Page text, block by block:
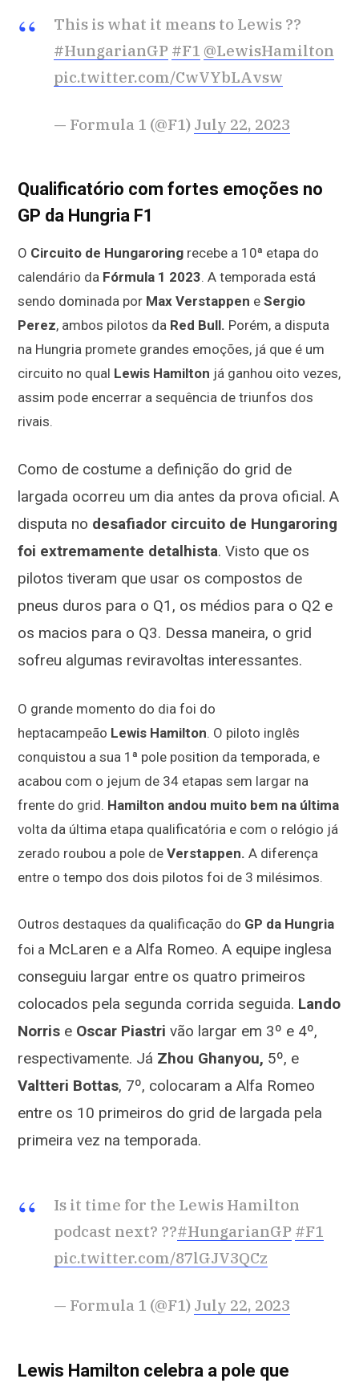
This is what it means to Lewis ??
#HungarianGP #F1 @LewisHamilton
pic.twitter.com/CwVYbLAvsw
— Formula 1 (@F1) July 22, 2023
Qualificatório com fortes emoções no
GP da Hungria F1
O Circuito de Hungaroring recebe a 10ª etapa do
calendário da Fórmula 1 2023. A temporada está
sendo dominada por Max Verstappen e Sergio
Perez, ambos pilotos da Red Bull. Porém, a disputa
na Hungria promete grandes emoções, já que é um
circuito no qual Lewis Hamilton já ganhou oito vezes,
assim pode encerrar a sequência de triunfos dos
rivais.
Como de costume a definição do grid de
largada ocorreu um dia antes da prova oficial. A
disputa no desafiador circuito de Hungaroring
foi extremamente detalhista. Visto que os
pilotos tiveram que usar os compostos de
pneus duros para o Q1, os médios para o Q2 e
os macios para o Q3. Dessa maneira, o grid
sofreu algumas reviravoltas interessantes.
O grande momento do dia foi do
heptacampeão Lewis Hamilton. O piloto inglês
conquistou a sua 1ª pole position da temporada, e
acabou com o jejum de 34 etapas sem largar na
frente do grid. Hamilton andou muito bem na última
volta da última etapa qualificatória e com o relógio já
zerado roubou a pole de Verstappen. A diferença
entre o tempo dos dois pilotos foi de 3 milésimos.
Outros destaques da qualificação do GP da Hungria
foi a McLaren e a Alfa Romeo. A equipe inglesa
conseguiu largar entre os quatro primeiros
colocados pela segunda corrida seguida. Lando
Norris e Oscar Piastri vão largar em 3º e 4º,
respectivamente. Já Zhou Ghanyou, 5º, e
Valtteri Bottas, 7º, colocaram a Alfa Romeo
entre os 10 primeiros do grid de largada pela
primeira vez na temporada.
Is it time for the Lewis Hamilton
podcast next? ??#HungarianGP #F1
pic.twitter.com/87lGJV3QCz
— Formula 1 (@F1) July 22, 2023
Lewis Hamilton celebra a pole que